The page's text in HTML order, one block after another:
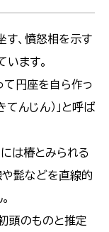
す、憤怒相を示す
います。
て円座を自ら作っ
んじん）」と呼ば
には椿とみられる
や髭などを直線的
頭のものと推定